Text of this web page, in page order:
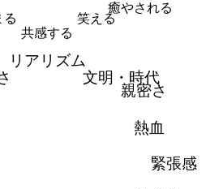
癒やされる
笑える
共感する
る
リアリズム
文明・時代
親密さ
熱血
緊張感